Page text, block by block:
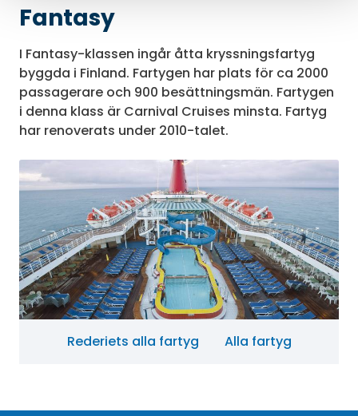
Fantasy
I Fantasy-klassen ingår åtta kryssningsfartyg
byggda i Finland. Fartygen har plats för ca 2000
passagerare och 900 besättningsmän. Fartygen
i denna klass är Carnival Cruises minsta. Fartyg
har renoverats under 2010-talet.
Rederiets alla fartyg Alla fartyg